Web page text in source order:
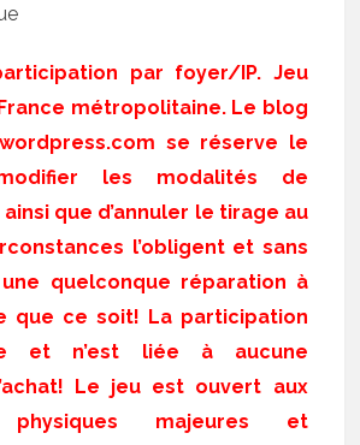
par foyer/IP. Jeu
métropolitaine. Le blog
se réserve le
les modalités de
que d’annuler le tirage au
l’obligent et sans
quelconque réparation à
que ce soit! La participation
et n’est liée à aucune
Le jeu est ouvert aux
physiques majeures et